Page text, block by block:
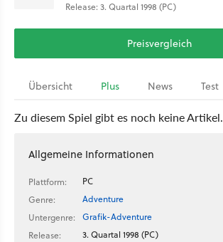
Release: 3. Quartal 1998 (PC)
Preisvergleich
Übersicht Plus News Test
Zu diesem Spiel gibt es noch keine Artikel.
Allgemeine Informationen
Plattform:
PC
Genre:
Adventure
Untergenre:
Grafik-Adventure
Release:
3. Quartal 1998 (PC)